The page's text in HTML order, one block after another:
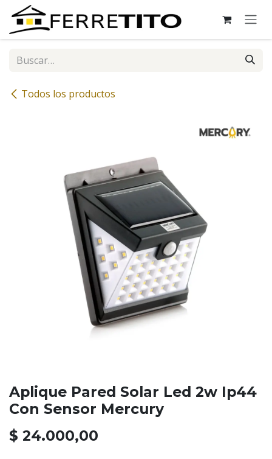
Ir al contenido
Todos los productos
Aplique Pared Solar Led 2w Ip44
Con Sensor Mercury
$ 24.000,00